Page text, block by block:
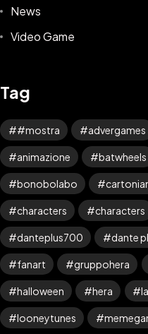
News
Video Game
Tag
#mostra advergames
animazione batwheels
bonobolabo
characters characters
danteplus700 dante
fanart gruppohera
halloween hera
looneytunes
Ti
CONTATTAMI